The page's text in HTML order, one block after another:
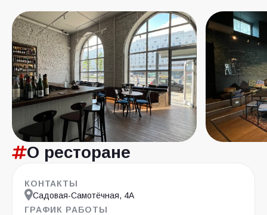
О ресторане
КОНТАКТЫ
Садовая-Самотёчная, 4А
ГРАФИК РАБОТЫ